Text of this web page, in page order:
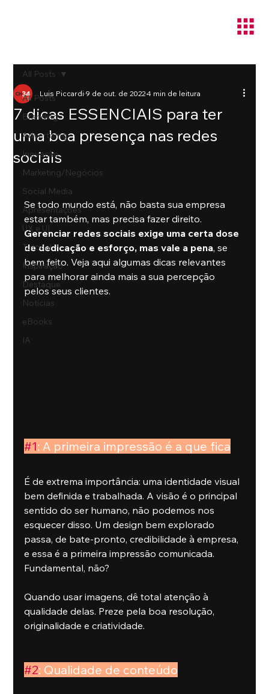
All Posts
Branding
Advertising
Inovação
Marketing/Negócios
Social Media
Apresentações
UX e UI
Tutorial
Inspiração
Destaque
Notícias
eBooks
IA
All Posts
7 dicas ESSENCIAIS para ter
uma boa presença nas redes
sociais
Luis Piccardi9 de out. de 20224 min de leitura
Se todo mundo está, não basta sua empresa
estar também, mas precisa fazer direito.
Gerenciar redes sociais exige uma certa dose
de dedicação e esforço, mas vale a pena, se
bem feito. Veja aqui algumas dicas relevantes
para melhorar ainda mais a sua percepção
pelos seus clientes.
#1: A primeira impressão é a que fica
É de extrema importância: uma identidade visual
bem definida e trabalhada. A visão é o principal
sentido do ser humano, não podemos nos
esquecer disso. Um design bem explorado
passa, de bate-pronto, credibilidade à empresa,
e essa é a primeira impressão comunicada.
Fundamental, não?
Quando usar imagens, dê total atenção à
qualidade delas. Preze pela boa resolução,
originalidade e criatividade.
#2: Qualidade de conteúdo